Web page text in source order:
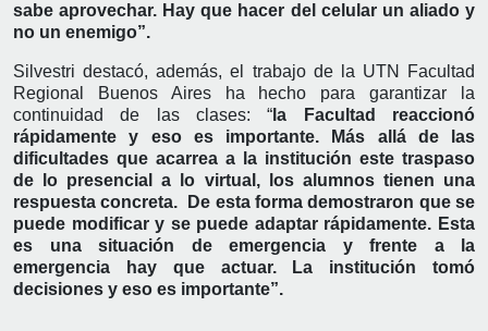
sabe aprovechar. Hay que hacer del celular un aliado y
no un enemigo”.
Silvestri destacó, además, el trabajo de la UTN Facultad
Regional Buenos Aires ha hecho para garantizar la
continuidad de las clases: “ la Facultad reaccionó
rápidamente y eso es importante. Más allá de las
dificultades que acarrea a la institución este traspaso
de lo presencial a lo virtual, los alumnos tienen una
respuesta concreta. De esta forma demostraron que se
puede modificar y se puede adaptar rápidamente. Esta
es una situación de emergencia y frente a la
emergencia hay que actuar. La institución tomó
decisiones y eso es importante”.